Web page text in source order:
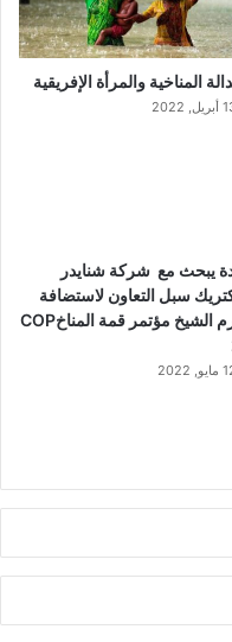
المناخية والمرأة الإفريقية
2022
يبحث مع شركة شنايدر
سبل التعاون لاستضافة
شرم الشيخ مؤتمر قمة المناخCOP
2022